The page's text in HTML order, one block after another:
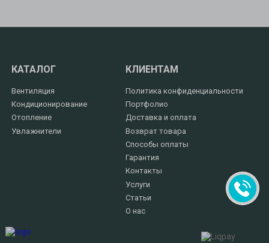
КАТАЛОГ
Вентиляция
Кондиционирование
Отопление
Увлажнители
КЛИЕНТАМ
Политика конфиденциальности
Портфолио
Доставка и оплата
Возврат товара
Способы оплаты
Гарантия
Контакты
Услуги
Статьи
О нас